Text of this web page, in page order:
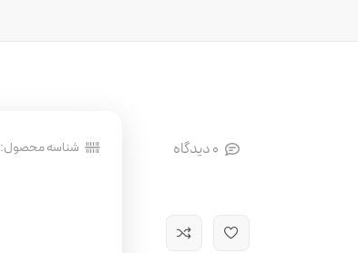
0دیدگاه شناسه محصول: